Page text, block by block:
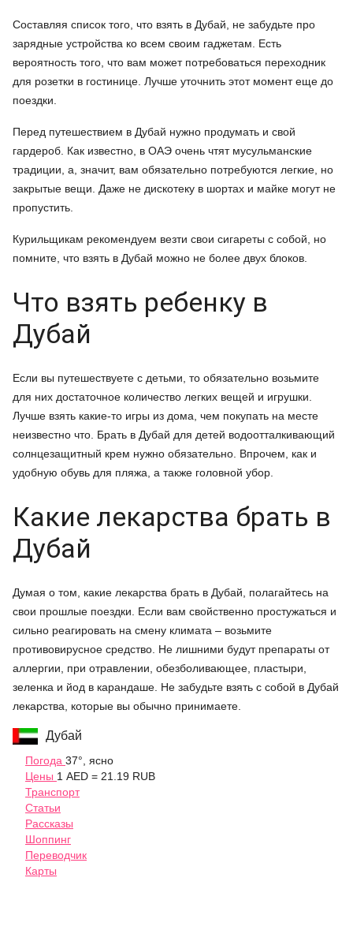
Составляя список того, что взять в Дубай, не забудьте про
зарядные устройства ко всем своим гаджетам. Есть
вероятность того, что вам может потребоваться переходник
для розетки в гостинице. Лучше уточнить этот момент еще до
поездки.
Перед путешествием в Дубай нужно продумать и свой
гардероб. Как известно, в ОАЭ очень чтят мусульманские
традиции, а, значит, вам обязательно потребуются легкие, но
закрытые вещи. Даже не дискотеку в шортах и майке могут не
пропустить.
Курильщикам рекомендуем везти свои сигареты с собой, но
помните, что взять в Дубай можно не более двух блоков.
Что взять ребенку в
Дубай
Если вы путешествуете с детьми, то обязательно возьмите
для них достаточное количество легких вещей и игрушки.
Лучше взять какие-то игры из дома, чем покупать на месте
неизвестно что. Брать в Дубай для детей водоотталкивающий
солнцезащитный крем нужно обязательно. Впрочем, как и
удобную обувь для пляжа, а также головной убор.
Какие лекарства брать в
Дубай
Думая о том, какие лекарства брать в Дубай, полагайтесь на
свои прошлые поездки. Если вам свойственно простужаться и
сильно реагировать на смену климата – возьмите
противовирусное средство. Не лишними будут препараты от
аллергии, при отравлении, обезболивающее, пластыри,
зеленка и йод в карандаше. Не забудьте взять с собой в Дубай
лекарства, которые вы обычно принимаете.
Дубай
Погода 37°, ясно
Цены 1 AED = 21.19 RUB
Транспорт
Статьи
Рассказы
Шоппинг
Переводчик
Карты